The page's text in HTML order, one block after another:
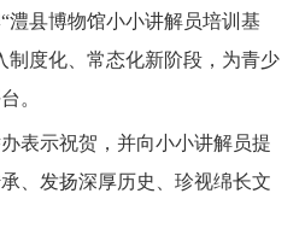
澧县博物馆小小讲解员培训基
制度化、常态化新阶段，为青少
。
表示祝贺，并向小小讲解员提
、发扬深厚历史、珍视绵长文